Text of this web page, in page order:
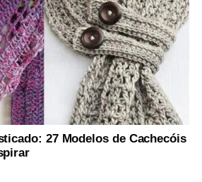
27 Modelos de Cachecóis